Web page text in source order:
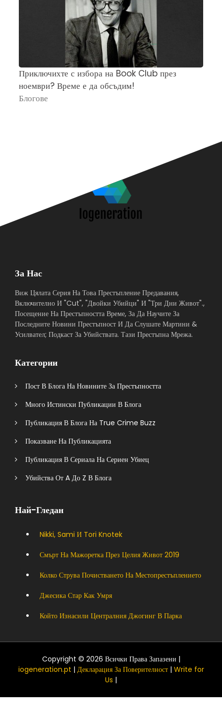
Приключихте с избора на Book Club през
ноември? Време е да обсъдим!
Блогове
За Нас
Виж Цялата Серия На Това Престъпление Предавания,
Включително И "Cut", "Двойки Убийци" И "Три Дни Живот".,
Посещение На Престъпността Време, За Да Научите За
Последните Новини Престъпност И Да Слушате Мартини &
Усилвател; Подкаст За Убийствата. Тази Престъпна Мрежа.
Категории
Пост В Блога На Новините За Престъпността
Много Истински Публикации В Блога
Публикация В Блога На True Crime Buzz
Показване На Публикацията
Публикация В Сериала На Сериен Убиец
Убийства От A До Z В Блога
Най-Гледан
Nikki, Sami И Tori Knotek
Смърт На Мажоретка През Целия Живот 2019
Колко Струва Почистването На Местопрестъплението
Джесика Стар Как Умря
Който Изнасили Централния Джогинг В Парка
Copyright © 2026 Всички Права Запазени |
iogeneration.pt | Декларация За Поверителност| Write for
Us |